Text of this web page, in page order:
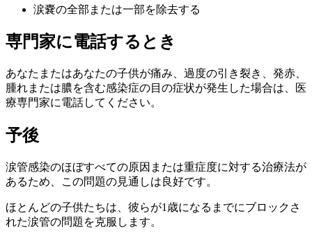
涙嚢の全部または一部を除去する
専門家に電話するとき
あなたまたはあなたの子供が痛み、過度の引き裂き、発赤、
腫れまたは膿を含む感染症の目の症状が発生した場合は、医
療専門家に電話してください。
予後
涙管感染のほぼすべての原因または重症度に対する治療法が
あるため、この問題の見通しは良好です。
ほとんどの子供たちは、彼らが1歳になるまでにブロックさ
れた涙管の問題を克服します。